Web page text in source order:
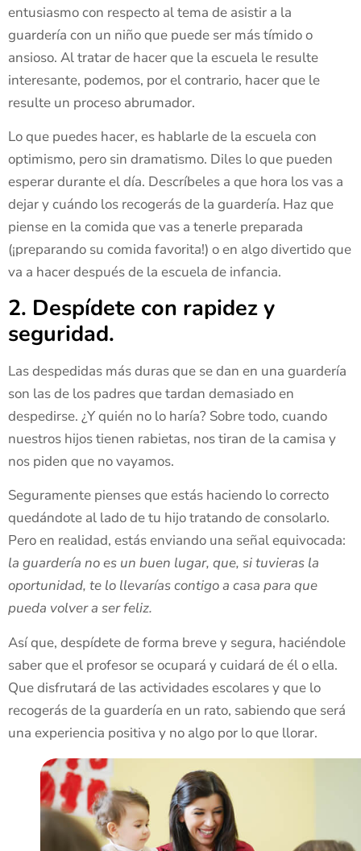
entusiasmo con respecto al tema de asistir a la
guardería con un niño que puede ser más tímido o
ansioso. Al tratar de hacer que la escuela le resulte
interesante, podemos, por el contrario, hacer que le
resulte un proceso abrumador.
Lo que puedes hacer, es hablarle de la escuela con
optimismo, pero sin dramatismo. Diles lo que pueden
esperar durante el día. Descríbeles a que hora los vas a
dejar y cuándo los recogerás de la guardería. Haz que
piense en la comida que vas a tenerle preparada
(¡preparando su comida favorita!) o en algo divertido que
va a hacer después de la escuela de infancia.
2. Despídete con rapidez y
seguridad.
Las despedidas más duras que se dan en una guardería
son las de los padres que tardan demasiado en
despedirse. ¿Y quién no lo haría? Sobre todo, cuando
nuestros hijos tienen rabietas, nos tiran de la camisa y
nos piden que no vayamos.
Seguramente pienses que estás haciendo lo correcto
quedándote al lado de tu hijo tratando de consolarlo.
Pero en realidad, estás enviando una señal equivocada:
la guardería no es un buen lugar, que, si tuvieras la
oportunidad, te lo llevarías contigo a casa para que
pueda volver a ser feliz.
Así que, despídete de forma breve y segura, haciéndole
saber que el profesor se ocupará y cuidará de él o ella.
Que disfrutará de las actividades escolares y que lo
recogerás de la guardería en un rato, sabiendo que será
una experiencia positiva y no algo por lo que llorar.